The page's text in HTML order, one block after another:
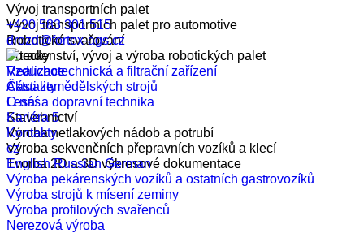
+420 583 301 515
drozd@fortex-ags.cz
Realizace
Aktuality
O nás
Kariéra5
Kontakty
cz
EnglishRussianGerman
Vývoj transportních palet
Vývoj transportních palet pro automotive
Robotické svařování
Poradenství, vývoj a výroba robotických palet
Vzduchotechnická a filtrační zařízení
Části zemědělských strojů
Lesní a dopravní technika
Stavebnictví
Výroba netlakových nádob a potrubí
Výroba sekvenčních přepravních vozíků a klecí
Tvorba 2D a 3D výkresové dokumentace
Výroba pekárenských vozíků a ostatních gastrovozíků
Výroba strojů k mísení zeminy
Výroba profilových svařenců
Nerezová výroba